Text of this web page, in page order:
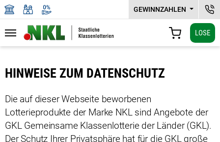
GEWINNZAHLEN
Navigation
LOSE
HINWEISE ZUM DATENSCHUTZ
Die auf dieser Webseite beworbenen
Lotterieprodukte der Marke NKL sind Angebote der
GKL Gemeinsame Klassen­lotterie der Länder (GKL).
Der Schutz Ihrer Privatsphäre hat für die GKL große